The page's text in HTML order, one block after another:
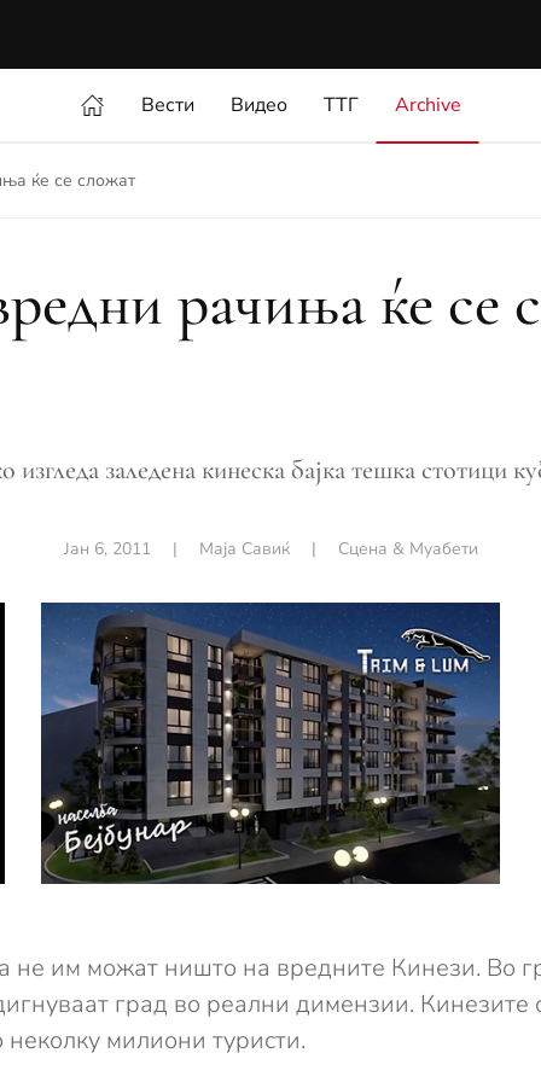
Вести Видео ТТГ Archive
ќе се сложат
рачиња ќе се
изгледа заледена кинеска бајка тешка стотици
Јан 6, 2011| Маја Савиќ| Сцена & Муабети
не им можат ништо на вредните Кинези. Во
град во реални димензии. Кинезите
неколку милиони туристи.